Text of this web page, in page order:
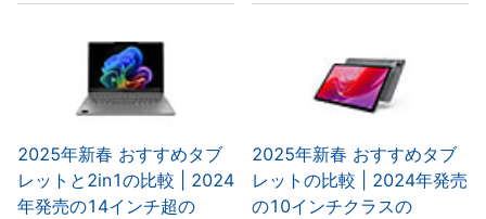
2025年新春 おすすめタブ
レットと2in1の比較 | 2024
年発売の14インチ超の
2025年新春 おすすめタブ
レットの比較 | 2024年発売
の10インチクラスの